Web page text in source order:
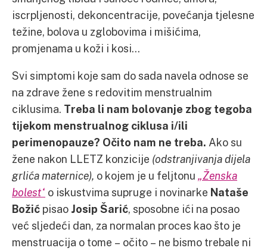
iscrpljenosti, dekoncentracije, povećanja tjelesne
težine, bolova u zglobovima i mišićima,
promjenama u koži i kosi…
Svi simptomi koje sam do sada navela odnose se
na zdrave žene s redovitim menstrualnim
ciklusima. Treba li nam bolovanje zbog tegoba
tijekom menstrualnog ciklusa i/ili
perimenopauze? Očito nam ne treba. Ako su
žene nakon LLETZ konzicije (odstranjivanja dijela
grlića maternice), o kojem je u feljtonu „Ženska
bolest“ o iskustvima supruge i novinarke Nataše
Božić pisao Josip Šarić, sposobne ići na posao
već sljedeći dan, za normalan proces kao što je
menstruacija o tome – očito – ne bismo trebale ni